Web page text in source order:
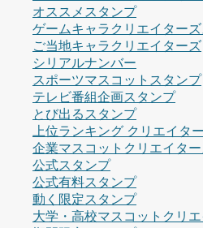
オススメスタンプ
ゲームキャラクリエイター
ご当地キャラクリエイターズ
シリアルナンバー
スポーツマスコットスタンプ
テレビ番組企画スタンプ
とび出るスタンプ
上位ランキング クリエイタ
企業マスコットクリエイタ
公式スタンプ
公式有料スタンプ
動く限定スタンプ
大学・高校マスコットクリ